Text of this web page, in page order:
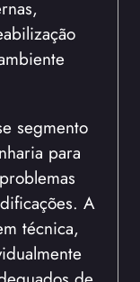
segmento
para
A
técnica,